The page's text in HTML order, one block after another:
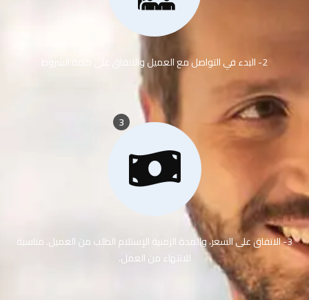
2- البدء في التواصل مع العميل والاتفاق على كافة الشروط
3
3- الاتفاق على السعر، والمدة الزمنية الإستلام الطلب من العميل. مناسبة
للانتهاء من العمل.